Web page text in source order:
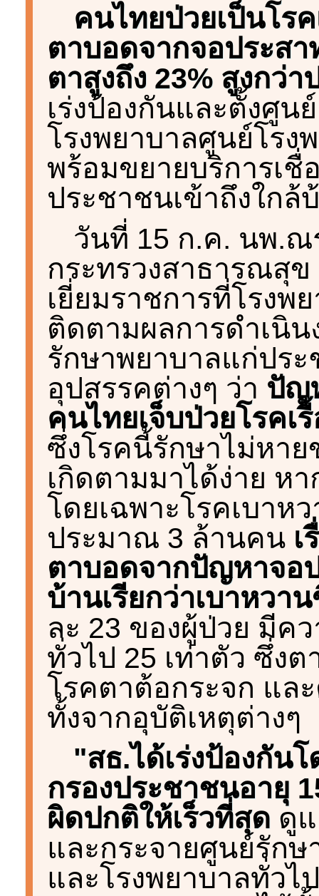
คนไทยป่วยเป็นโร
ตาบอดจากจอประส
ตาสูงถึง 23% สูงกว่
เร่งป้องกันและตั้งศูน
โรงพยาบาลศูนย์โรง
พร้อมขยายบริการเชื่
ประชาชนเข้าถึงใกล้
วันที่ 15 ก.ค. นพ.
กระทรวงสาธารณสุ
เยี่ยมราชการที่โรงพ
ติดตามผลการดำเนิ
รักษาพยาบาลแก่ปร
อุปสรรคต่างๆ ว่า ปัญ
คนไทยเจ็บป่วยโรคเ
ซึ่งโรคนี้รักษาไม่หา
เกิดตามมาได้ง่าย ห
โดยเฉพาะโรคเบาห
ประมาณ 3 ล้านคน เ
ตาบอดจากปัญหาจอ
บ้านเรียกว่าเบาหวา
ละ 23 ของผู้ป่วย มีค
ทั่วไป 25 เท่าตัว ซึ่ง
โรคตาต้อกระจก แล
ทั้งจากอุบัติเหตุต่างๆ
"สธ.ได้เร่งป้องกัน
กรองประชาชนอายุ
ผิดปกติให้เร็วที่สุด ดู
และกระจายศูนย์รัก
และโรงพยาบาลทั่วไ